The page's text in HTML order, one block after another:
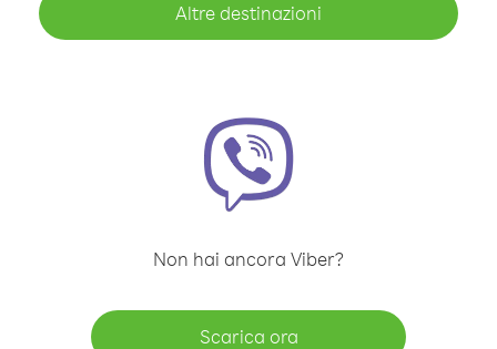
Altre destinazioni
Non hai ancora Viber?
Scarica ora